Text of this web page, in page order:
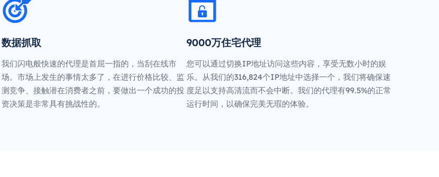
数据抓取
我们闪电般快速的代理是首屈一指的，当刮在线市
场。市场上发生的事情太多了，在进行价格比较、监
测竞争、接触潜在消费者之前，要做出一个成功的投
资决策是非常具有挑战性的。
9000万住宅代理
您可以通过切换IP地址访问这些内容，享受无数小时的娱
乐。从我们的316,824个IP地址中选择一个，我们将确保速
度足以支持高清流而不会中断。我们的代理有99.5%的正常
运行时间，以确保完美无瑕的体验。